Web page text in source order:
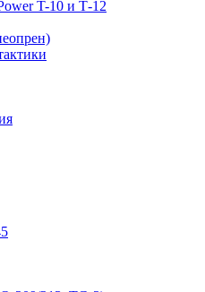
T-10 и Т-12